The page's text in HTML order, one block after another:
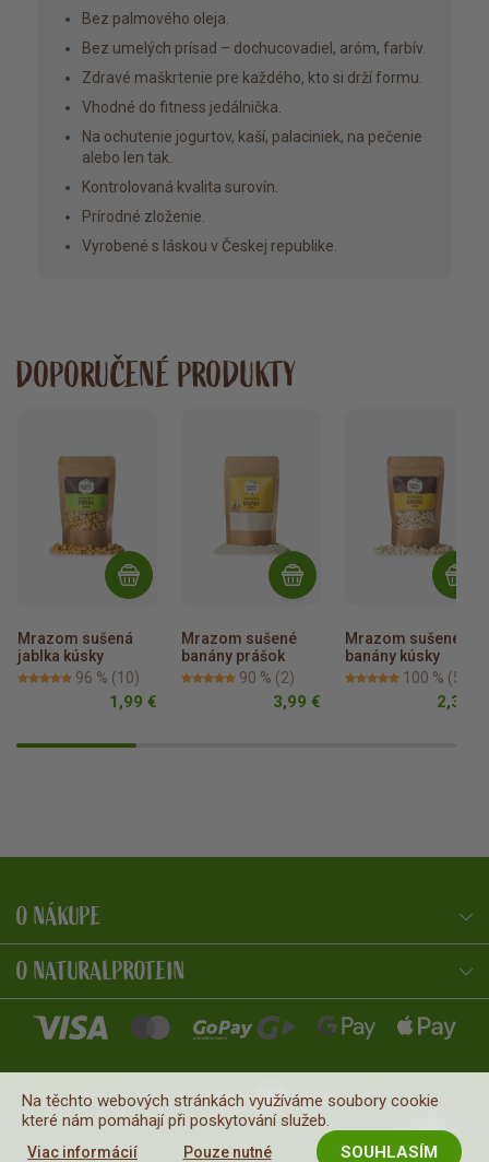
Bez palmového oleja.
Bez umelých prísad – dochucovadiel, aróm, farbív.
Zdravé maškrtenie pre každého, kto si drží formu.
Vhodné do fitness jedálnička.
Na ochutenie jogurtov, kaší, palaciniek, na pečenie
alebo len tak.
Kontrolovaná kvalita surovín.
Prírodné zloženie.
Vyrobené s láskou v Českej republike.
DOPORUČENÉ PRODUKTY
Mrazom sušená
jablka kúsky
96 % (10)
1,99 €
Mrazom sušené
banány prášok
90 % (2)
3,99 €
Mrazom sušené
banány kúsky
100 % (5)
2,39 €
O NÁKUPE
O NATURALPROTEIN
Na těchto webových stránkách využíváme soubory cookie
které nám pomáhají při poskytování služeb.
Viac informácií Pouze nutné SOUHLASÍM
NaturalProtein Poradca